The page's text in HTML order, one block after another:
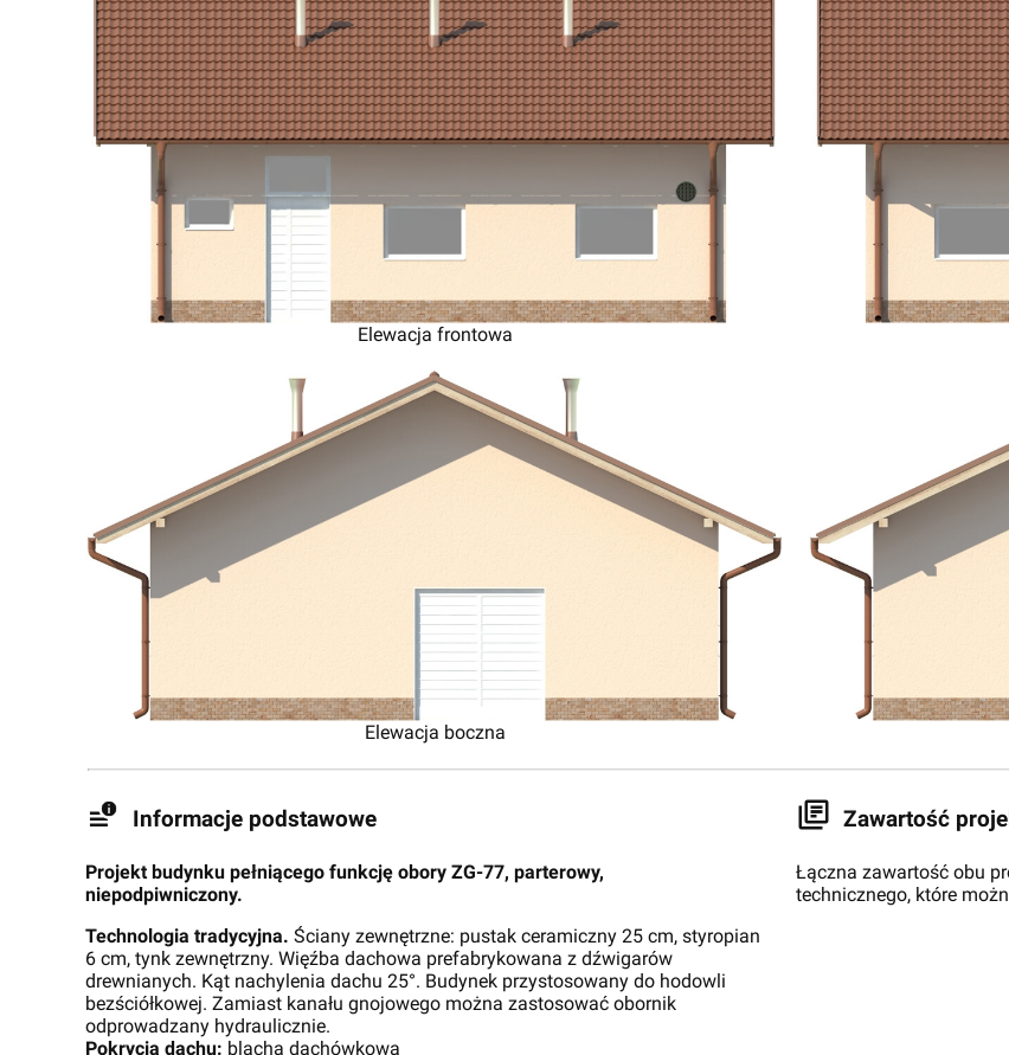
Elewacja frontowa
Elewacja boczna
Informacje podstawowe
Projekt budynku pełniącego funkcję obory ZG-77, parterowy,
niepodpiwniczony.
Technologia tradycyjna. Ściany zewnętrzne: pustak ceramiczny 25 cm, styropian
6 cm, tynk zewnętrzny. Więźba dachowa prefabrykowana z dźwigarów
drewnianych. Kąt nachylenia dachu 25°. Budynek przystosowany do hodowli
bezściółkowej. Zamiast kanału gnojowego można zastosować obornik
odprowadzany hydraulicznie.
Pokrycia dachu: blacha dachówkowa
Zawartość
Łączna zawartość obu
technicznego, które